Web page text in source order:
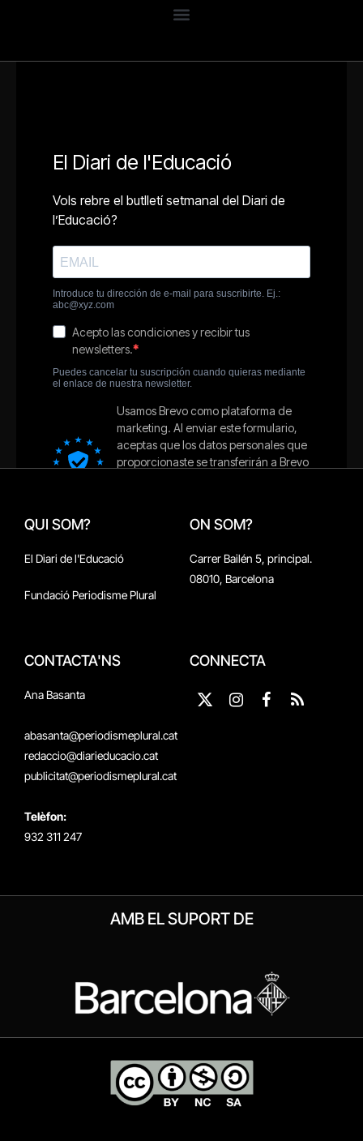
QUI SOM?
El Diari de l'Educació
Fundació Periodisme Plural
ON SOM?
Carrer Bailén 5, principal.
08010, Barcelona
CONTACTA'NS
Ana Basanta
abasanta@periodismeplural.cat
redaccio@diarieducacio.cat
publicitat@periodismeplural.cat
Telèfon:
932 311 247
CONNECTA
X
InstagramFacebook
RSS
AMB EL SUPORT DE